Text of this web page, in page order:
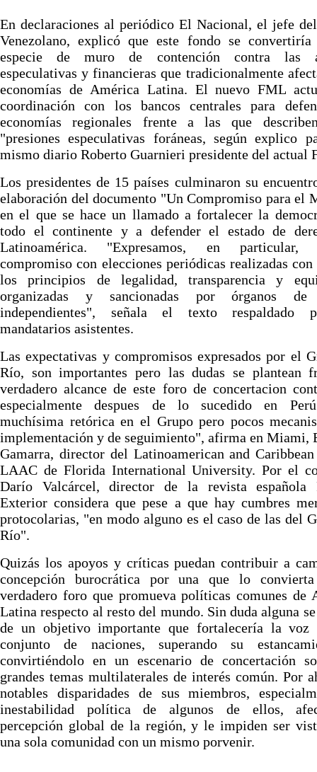
En declaraciones al periódico El Nacional, el jefe
Venezolano, explicó que este fondo se
especie de muro de contención contra las
especulativas y financieras que tradicionalmente
economías de América Latina. El nuevo FML
coordinación con los bancos centrales para
economías regionales frente a las que
"presiones especulativas foráneas, según explico
mismo diario Roberto Guarnieri presidente del actual
Los presidentes de 15 países culminaron su
elaboración del documento "Un Compromiso para el
en el que se hace un llamado a fortalecer la
todo el continente y a defender el estado de
Latinoamérica. "Expresamos, en particular,
compromiso con elecciones periódicas realizadas con
los principios de legalidad, transparencia y
organizadas y sancionadas por órganos de
independientes", señala el texto respaldado
mandatarios asistentes.
Las expectativas y compromisos expresados por el
Río, son importantes pero las dudas se plantean
verdadero alcance de este foro de concertacion
especialmente despues de lo sucedido en
muchísima retórica en el Grupo pero pocos
implementación y de seguimiento", afirma en Miami,
Gamarra, director del Latinoamerican and Caribbean
LAAC de Florida International University. Por el
Darío Valcárcel, director de la revista española
Exterior considera que pese a que hay cumbres
protocolarias, "en modo alguno es el caso de las del
Río".
Quizás los apoyos y críticas puedan contribuir a
concepción burocrática por una que lo
verdadero foro que promueva políticas comunes de
Latina respecto al resto del mundo. Sin duda alguna
de un objetivo importante que fortalecería la voz
conjunto de naciones, superando su
convirtiéndolo en un escenario de concertación
grandes temas multilaterales de interés común. Por
notables disparidades de sus miembros,
inestabilidad política de algunos de ellos,
percepción global de la región, y le impiden ser
una sola comunidad con un mismo porvenir.